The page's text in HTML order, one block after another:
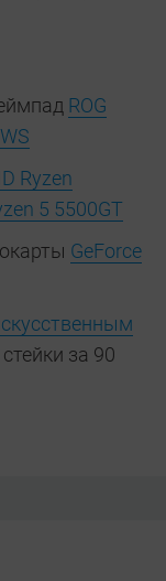
ROG
Ryzen
5 5500GT
GeForce
за 90